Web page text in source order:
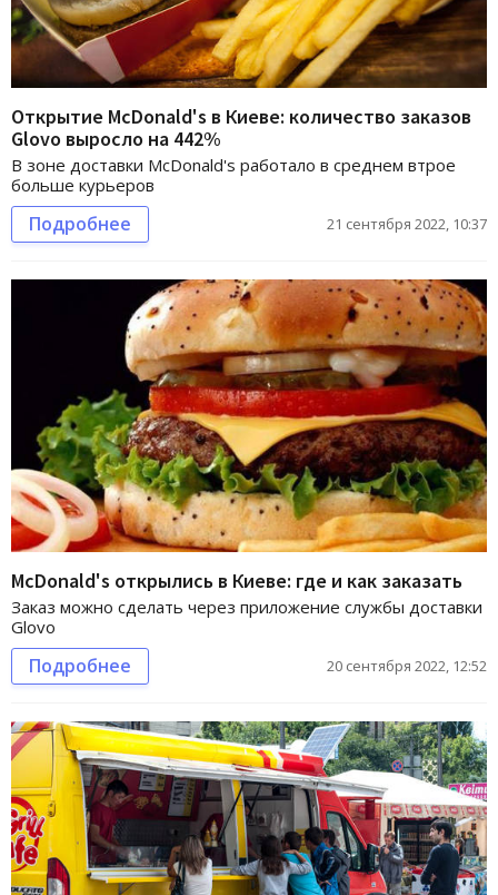
Открытие McDonald's в Киеве: количество заказов
Glovo выросло на 442%
В зоне доставки McDonald's работало в среднем втрое
больше курьеров
Подробнее 21 сентября 2022, 10:37
McDonald's открылись в Киеве: где и как заказать
Заказ можно сделать через приложение службы доставки
Glovo
Подробнее 20 сентября 2022, 12:52